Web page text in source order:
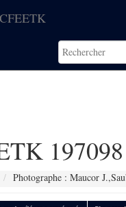
197098
Photographe : Maucor